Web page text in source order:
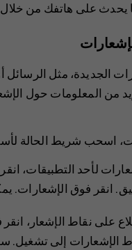
على هاتفك من خلال
الجديدة، مثل
من المعلومات حول
اسحب شريط الحالة
لأحد التطبيقات،
انقر فوق الإشعارات.
على نقاط الإشعار،
الإشعارات إلى تشغيل.